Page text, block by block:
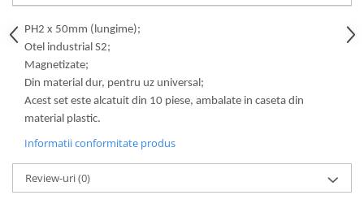
Becuri Xenon Auto
Seturi de Becuri Auto
Faruri Camioane, Utilaje &
Tractoare
Lampi de ceata
Lampi Gabarit LED
Lampi gabarit auto si remorci
Lampi gabarit cu brat auto si
remorci
PH2 x 50mm (lungime);
Otel industrial S2;
Magnetizate;
Din material dur, pentru uz universal;
Acest set este alcatuit din 10 piese, ambalate in caseta din
material plastic.
Informatii conformitate produs
Review-uri(0)